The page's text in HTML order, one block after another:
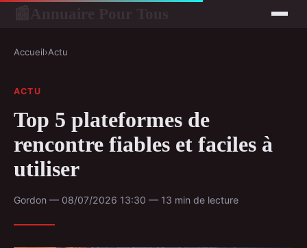
Accueil›Actu
ACTU
Top 5 plateformes de
rencontre fiables et faciles à
utiliser
Gordon — 08/07/2026 13:30 — 13 min de lecture